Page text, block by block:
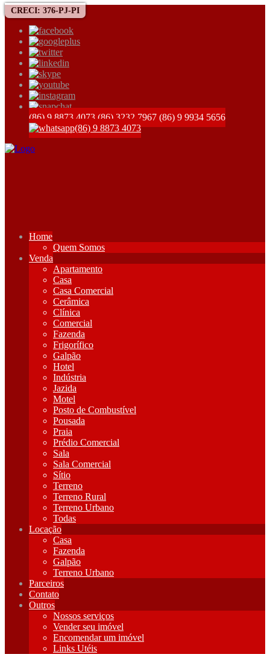
CRECI: 376-PJ-PI
(86) 9 8873 4073 (86) 3232 7967 (86) 9 9934 5656
(86) 9 8873 4073
Home
Quem Somos
Venda
Apartamento
Casa
Casa Comercial
Cerâmica
Clínica
Comercial
Fazenda
Frigorífico
Galpão
Hotel
Indústria
Jazida
Motel
Posto de Combustível
Pousada
Praia
Prédio Comercial
Sala
Sala Comercial
Sítio
Terreno
Terreno Rural
Terreno Urbano
Todas
Locação
Casa
Fazenda
Galpão
Terreno Urbano
Parceiros
Contato
Outros
Nossos serviços
Vender seu imóvel
Encomendar um imóvel
Links Utéis